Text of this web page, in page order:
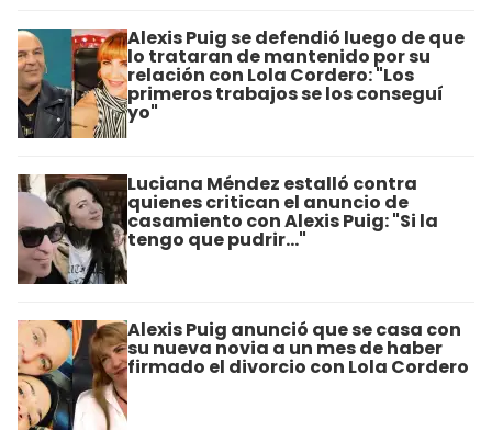
Alexis Puig se defendió luego de que
lo trataran de mantenido por su
relación con Lola Cordero: "Los
primeros trabajos se los conseguí
yo"
Luciana Méndez estalló contra
quienes critican el anuncio de
casamiento con Alexis Puig: "Si la
tengo que pudrir..."
Alexis Puig anunció que se casa con
su nueva novia a un mes de haber
firmado el divorcio con Lola Cordero